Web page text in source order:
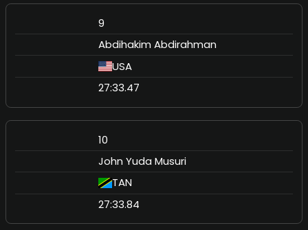
9
Abdihakim Abdirahman
USA
27:33.47
10
John Yuda Musuri
TAN
27:33.84